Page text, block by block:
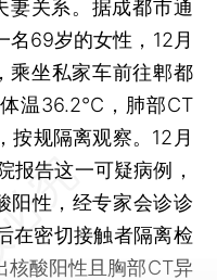
关系。据成都市通
名69岁的女性，12月
乘坐私家车前往郫都
温36.2℃，肺部CT
按规隔离观察。12月
报告这一可疑病例，
阳性，经专家会诊诊
在密切接触者隔离检
核酸阳性且胸部CT异